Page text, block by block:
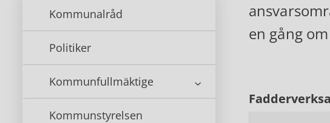
Kommunalråd
Politiker
Kommunfullmäktige
Kommunstyrelsen
en gång